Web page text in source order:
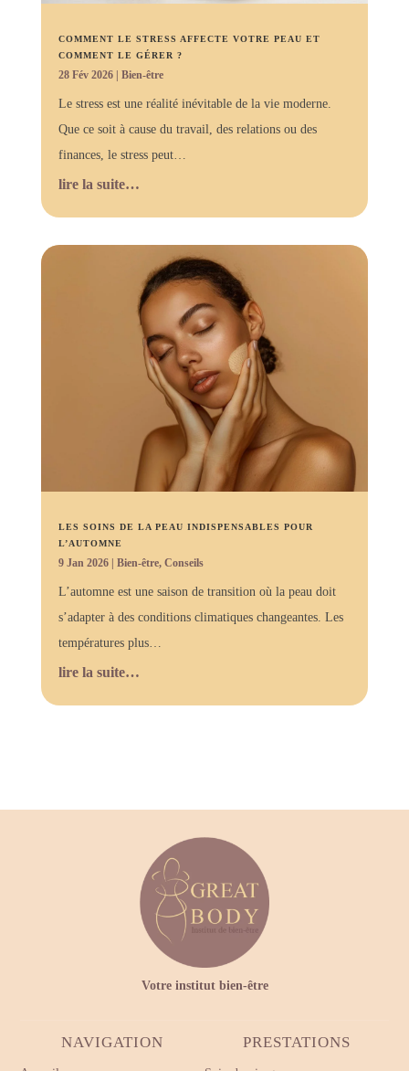
COMMENT LE STRESS AFFECTE VOTRE PEAU ET
COMMENT LE GÉRER ?
28 Fév 2026| Bien-être
Le stress est une réalité inévitable de la vie moderne.
Que ce soit à cause du travail, des relations ou des
finances, le stress peut…
lire la suite…
LES SOINS DE LA PEAU INDISPENSABLES POUR
L’AUTOMNE
9 Jan 2026| Bien-être, Conseils
L’automne est une saison de transition où la peau doit
s’adapter à des conditions climatiques changeantes. Les
températures plus…
lire la suite…
Votre institut bien-être
NAVIGATION PRESTATIONS